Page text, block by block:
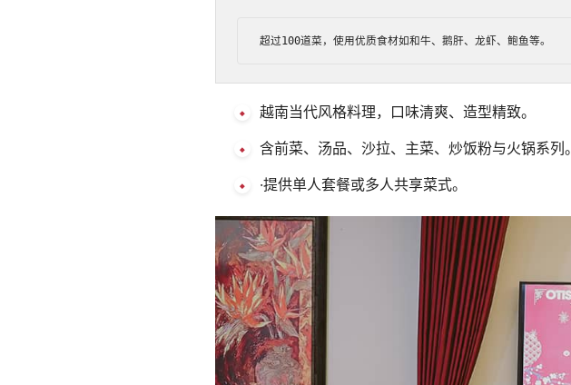
超过100道菜，使用优质食材如和牛、鹅肝、龙虾、鲍鱼等。
越南当代风格料理，口味清爽、造型精致。
含前菜、汤品、沙拉、主菜、炒饭粉与火锅系列。
·提供单人套餐或多人共享菜式。